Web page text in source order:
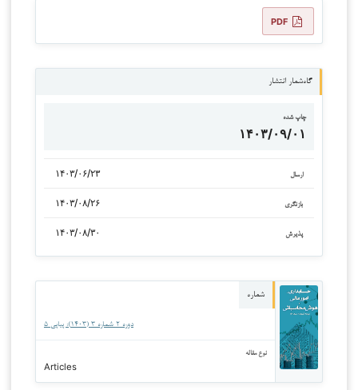
PDF
گاه‌شمار انتشار
چاپ شده
۱۴۰۳/۰۹/۰۱
ارسال ۱۴۰۳/۰۶/۲۳
بازنگری ۱۴۰۳/۰۸/۲۶
پذیرش ۱۴۰۳/۰۸/۳۰
شماره
دوره ۲ شماره ۳ (۱۴۰۳): پیاپی ۵
نوع مقاله
Articles